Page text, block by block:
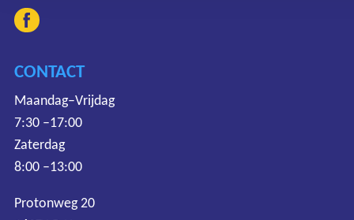
CONTACT
Maandag–Vrijdag
7:30 –17:00
Zaterdag
8:00 –13:00
Protonweg 20